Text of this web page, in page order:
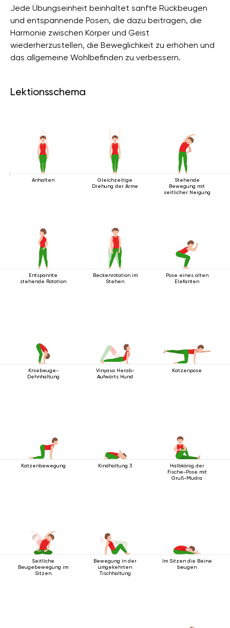
Jede Übungseinheit beinhaltet sanfte Rückbeugen
und entspannende Posen, die dazu beitragen, die
Harmonie zwischen Körper und Geist
wiederherzustellen, die Beweglichkeit zu erhöhen und
das allgemeine Wohlbefinden zu verbessern.
Lektionsschema
Anhalten
Gleichzeitige
Drehung der Arme
Stehende
Bewegung mit
seitlicher Neigung
Entspannte
stehende Rotation
Beckenrotation im
Stehen
Pose eines alten
Elefanten
Kniebeuge-
Dehnhaltung
Vinyasa Herab-
Aufwärts Hund
Katzenpose
Katzenbewegung Kindhaltung 3
Halbkönig der
Fische-Pose mit
Gruß-Mudra
Seitliche
Beugebewegung im
Sitzen
Bewegung in der
umgekehrten
Tischhaltung
Im Sitzen die Beine
beugen